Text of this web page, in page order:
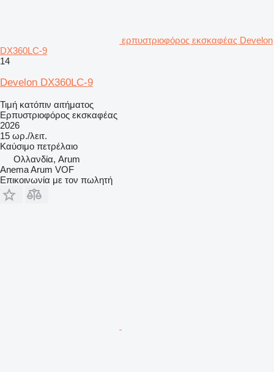
ερπυστριοφόρος εκσκαφέας Develon
DX360LC-9
14
Develon DX360LC-9
Τιμή κατόπιν αιτήματος
Ερπυστριοφόρος εκσκαφέας
2026
15 ωρ./λειτ.
Καύσιμο πετρέλαιο
Ολλανδία, Arum
Anema Arum VOF
Επικοινωνία με τον πωλητή